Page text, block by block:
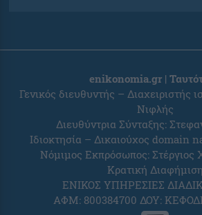
enikonomia.gr |
Γενικός διευθυντής – Διαχειριστής
Νιφλής
Διευθύντρια Σύνταξης:
Ιδιοκτησία – Δικαιούχος domain
Νόμιμος Εκπρόσωπος: Στέργιος
Κρατική Διαφήμιση
ΕΝΙΚΟΣ ΥΠΗΡΕΣΙΕΣ
ΑΦΜ: 800384700 ΔΟΥ: